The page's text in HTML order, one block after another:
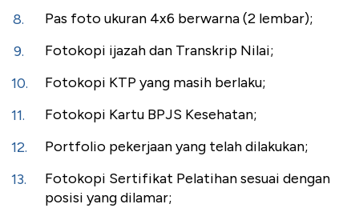
Pas foto ukuran 4x6 berwarna (2 lembar);
Fotokopi ijazah dan Transkrip Nilai;
Fotokopi KTP yang masih berlaku;
Fotokopi Kartu BPJS Kesehatan;
Portfolio pekerjaan yang telah dilakukan;
Fotokopi Sertifikat Pelatihan sesuai dengan
posisi yang dilamar;